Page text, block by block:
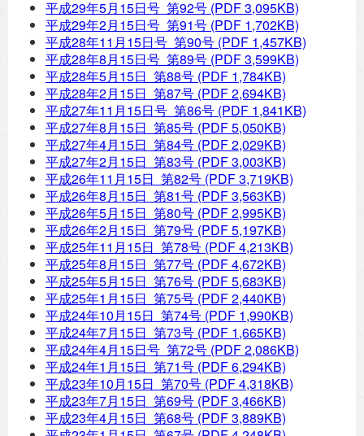
平成29年5月15日号 第92号 (PDF 3,095KB)
平成29年2月15日号 第91号 (PDF 1,702KB)
平成28年11月15日号 第90号 (PDF 1,457KB)
平成28年8月15日号 第89号 (PDF 3,599KB)
平成28年5月15日 第88号 (PDF 1,784KB)
平成28年2月15日 第87号 (PDF 2,694KB)
平成27年11月15日号 第86号 (PDF 1,841KB)
平成27年8月15日 第85号 (PDF 5,050KB)
平成27年4月15日 第84号 (PDF 2,029KB)
平成27年2月15日 第83号 (PDF 3,003KB)
平成26年11月15日 第82号 (PDF 3,719KB)
平成26年8月15日 第81号 (PDF 3,563KB)
平成26年5月15日 第80号 (PDF 2,995KB)
平成26年2月15日 第79号 (PDF 5,197KB)
平成25年11月15日 第78号 (PDF 4,213KB)
平成25年8月15日 第77号 (PDF 4,672KB)
平成25年5月15日 第76号 (PDF 5,683KB)
平成25年1月15日 第75号 (PDF 2,440KB)
平成24年10月15日 第74号 (PDF 1,990KB)
平成24年7月15日 第73号 (PDF 1,665KB)
平成24年4月15日号 第72号 (PDF 2,086KB)
平成24年1月15日 第71号 (PDF 6,294KB)
平成23年10月15日 第70号 (PDF 4,318KB)
平成23年7月15日 第69号 (PDF 3,466KB)
平成23年4月15日 第68号 (PDF 3,889KB)